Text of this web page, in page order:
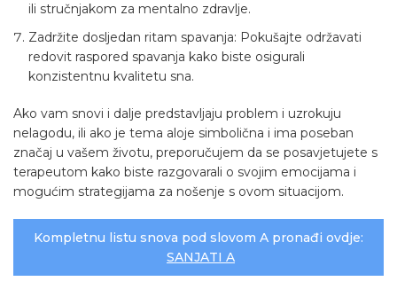
ili stručnjakom za mentalno zdravlje.
Zadržite dosljedan ritam spavanja: Pokušajte održavati
redovit raspored spavanja kako biste osigurali
konzistentnu kvalitetu sna.
Ako vam snovi i dalje predstavljaju problem i uzrokuju
nelagodu, ili ako je tema aloje simbolična i ima poseban
značaj u vašem životu, preporučujem da se posavjetujete s
terapeutom kako biste razgovarali o svojim emocijama i
mogućim strategijama za nošenje s ovom situacijom.
Kompletnu listu snova pod slovom A pronađi ovdje:
SANJATI A